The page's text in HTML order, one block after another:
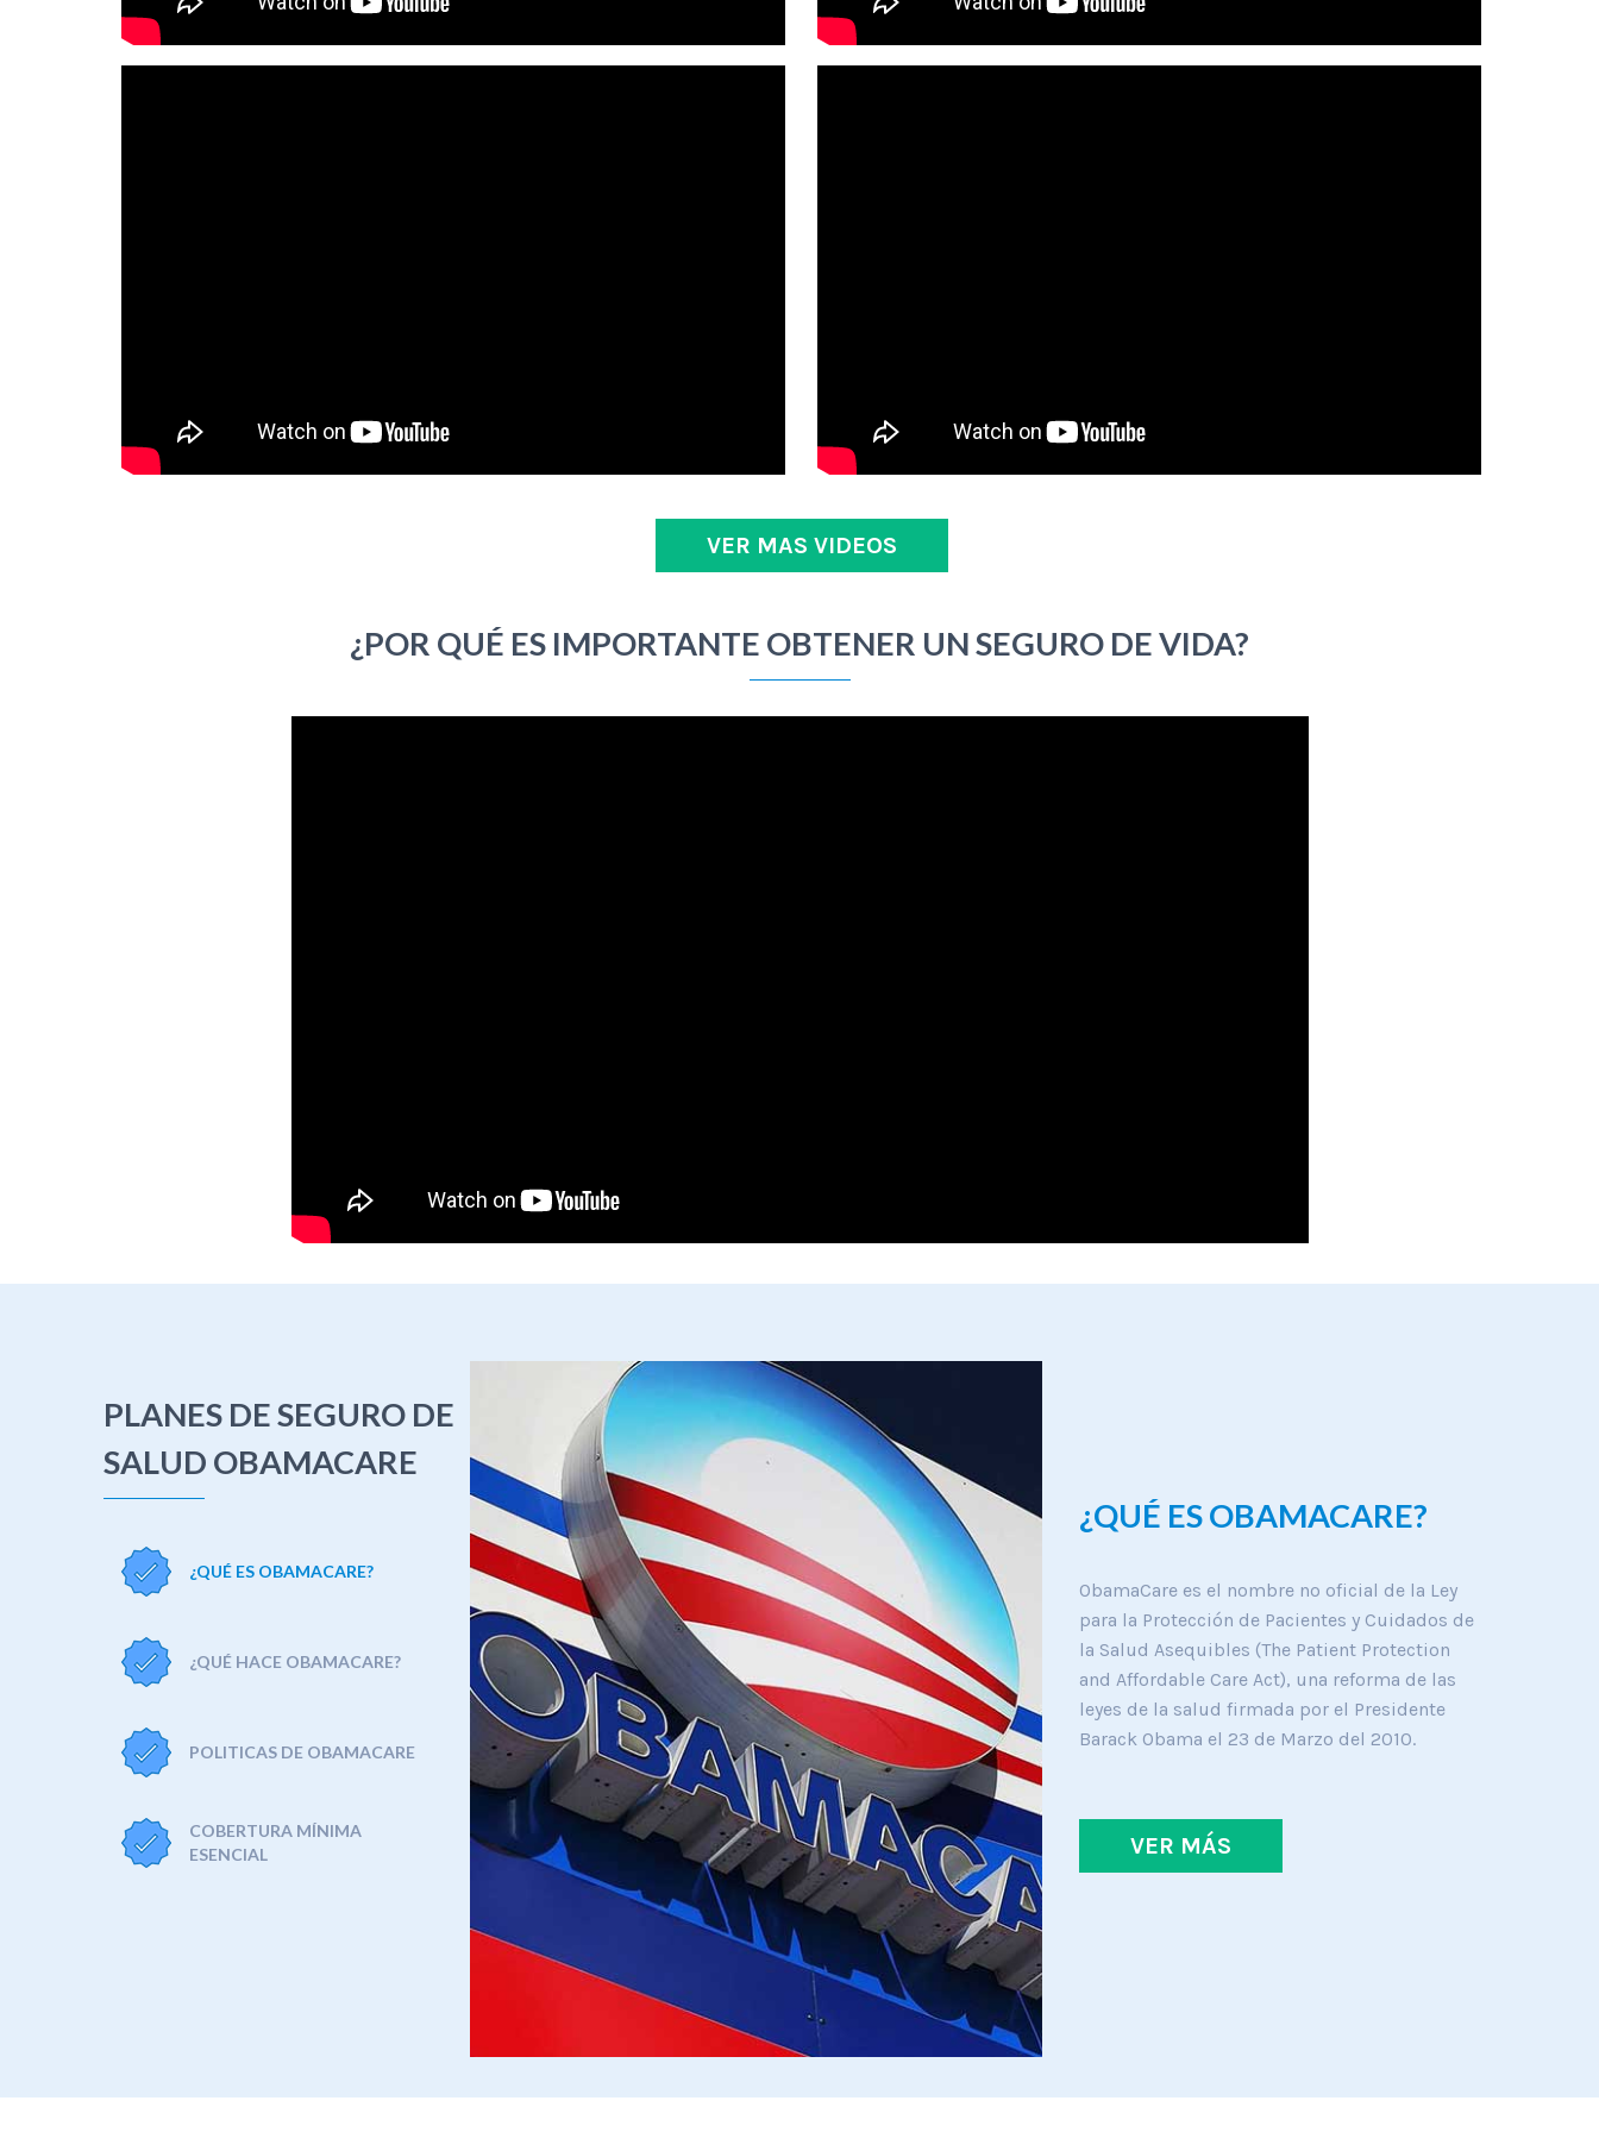
VER MAS VIDEOS
¿POR QUÉ ES IMPORTANTE OBTENER UN SEGURO DE VIDA?
PLANES DE SEGURO DE
SALUD OBAMACARE
¿QUÉ ES OBAMACARE?
¿QUÉ HACE OBAMACARE?
POLITICAS DE OBAMACARE
COBERTURA MÍNIMA
ESENCIAL
¿QUÉ ES OBAMACARE?
ObamaCare es el nombre no oficial de la Ley
para la Protección de Pacientes y Cuidados de
la Salud Asequibles (The Patient Protection
and Affordable Care Act), una reforma de las
leyes de la salud firmada por el Presidente
Barack Obama el 23 de Marzo del 2010.
VER MÁS